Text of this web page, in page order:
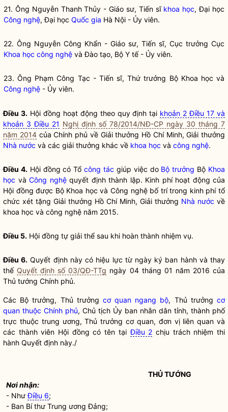
21. Ông Nguyễn Thanh Thủy - Giáo sư, Tiến sĩ khoa học, Đại học
Công nghệ, Đại học Quốc gia Hà Nội - Ủy viên.
22. Ông Nguyễn Công Khẩn - Giáo sư, Tiến sĩ, Cục trưởng Cục
Khoa học công nghệ và Đào tạo, Bộ Y tế - Ủy viên.
23. Ông Phạm Công Tạc - Tiến sĩ, Thứ trưởng Bộ Khoa học và
Công nghệ - Ủy viên.
Điều 3.Hội đồng hoạt động theo quy định tại khoản 2 Điều 17 và
khoản 3 Điều 21 Nghị định số 78/2014/NĐ-CP ngày 30 tháng 7
năm 2014của Chính phủ về Giải thưởng Hồ Chí Minh, Giải thưởng
Nhà nước và các giải thưởng khác về khoa học và công nghệ.
Điều 4.Hội đồng có Tổcông tác giúp việc do Bộ trưởng Bộ Khoa
học và Công nghệquyết định thành lập. Kinh phí hoạt động của
Hội đồng được Bộ Khoa học vàCông nghệbố trí trong kinh phí tổ
chức xét tặng Giải thưởng Hồ Chí Minh, Giải thưởng Nhà nước về
khoa học và công nghệ năm 2015.
Điều 5. Hội đồng tự giải thể sau khi hoàn thành nhiệm vụ.
Điều 6. Quyết định này có hiệu lực từ ngày ký ban hành và thay
thế Quyết định số 03/QĐ-TTg ngày 04 tháng 01 năm 2016 của
Thủ tướng Chính phủ.
Các Bộ trưởng, Thủ trưởng cơ quan ngang bộ, Thủ trưởngcơ
quan thuộc Chính phủ, Chủ tịch Ủy ban nhân dân tỉnh, thành phố
trực thuộc trung ương, Thủ trưởng cơ quan, đơn vị liên quan và
các thành viên Hội đồng có tên tạiĐiều 2 chịu trách nhiệm thi
hành Quyết định này./
Nơi nhận:
- NhưĐiều 6;
- Ban Bí thư Trung ương Đảng;
THỦ TƯỚNG